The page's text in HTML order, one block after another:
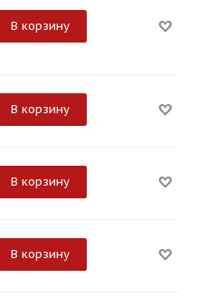
В корзину
В корзину
В корзину
В корзину